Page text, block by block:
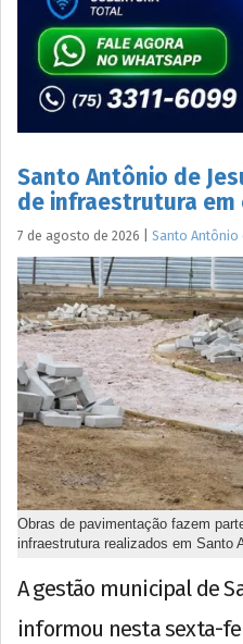
Santo Antônio de
de infraestrutura em
7 de agosto de 2026 Santo Antônio
Obras de pavimentação fazem
infraestrutura realizados em Santo
A gestão municipal de
informou nesta sexta-